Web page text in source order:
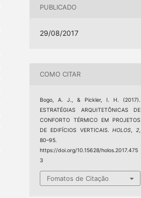
PUBLICADO
29/08/2017
COMO CITAR
Bogo, A. J., & Pickler, I. H. (2017).
ESTRATÉGIAS ARQUITETÔNICAS DE
CONFORTO TÉRMICO EM PROJETOS
DE EDIFÍCIOS VERTICAIS.HOLOS 2
80–95.
https://doi.org/10.15628/holos.2017.475
3
Fomatos de Citação